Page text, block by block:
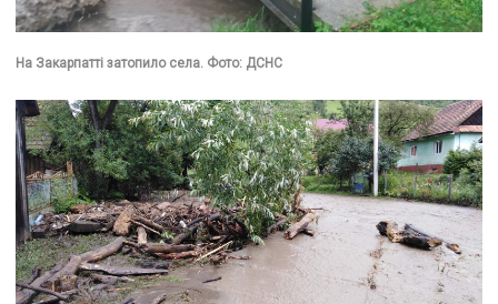
На Закарпатті затопило села. Фото: ДСНС